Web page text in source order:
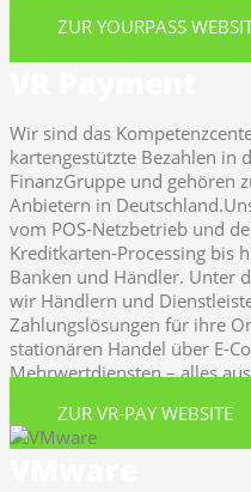
ZUR YOURPASS
Wir sind das
kartengestützte Bezahlen in
FinanzGruppe und gehören
Anbietern in
vom POS-Netzbetrieb und
Kreditkarten-Processing bis
Banken und Händler. Unter
wir Händlern und
Zahlungslösungen für ihre
stationären Handel über E-
Mehrwertdiensten – alles
ZUR VR-PAY WEBSITE